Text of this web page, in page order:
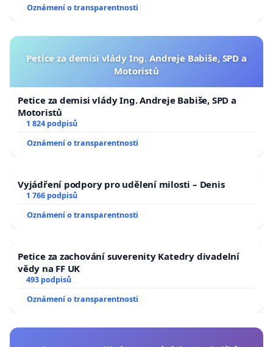
Oznámení o transparentnosti
Petice za demisi vlády Ing. Andreje Babiše, SPD a
Motoristů
Petice za demisi vlády Ing. Andreje Babiše, SPD a
Motoristů
1 824 podpisů
Oznámení o transparentnosti
Vyjádření podpory pro udělení milosti – Denis
1 766 podpisů
Oznámení o transparentnosti
Petice za zachování suverenity Katedry divadelní
vědy na FF UK
493 podpisů
Oznámení o transparentnosti